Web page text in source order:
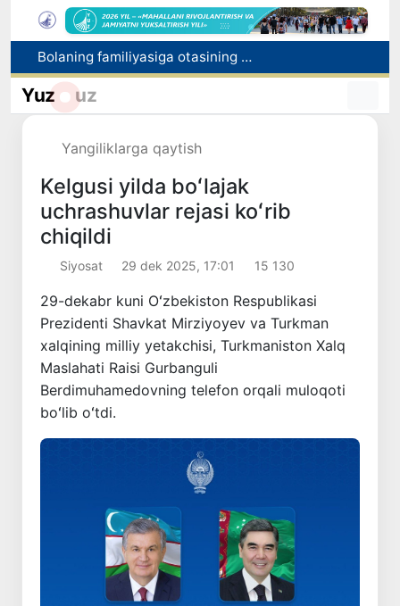
Bolaning familiyasiga otasining ismini berishga ruxsat beriladi
Behruz Karimov faoliyatini Shveytsariyaning «Lugano» klubida davom ettiradi
Yuz uz
Yangiliklarga qaytish
Kelgusi yilda boʻlajak
uchrashuvlar rejasi koʻrib
chiqildi
Siyosat 29 dek 2025, 17:01 15 130
29-dekabr kuni Oʻzbekiston Respublikasi
Prezidenti Shavkat Mirziyoyev va Turkman
xalqining milliy yetakchisi, Turkmaniston Xalq
Maslahati Raisi Gurbanguli
Berdimuhamedovning telefon orqali muloqoti
boʻlib oʻtdi.